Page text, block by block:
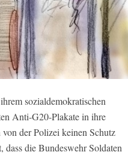
sozialdemokratischen
Anti-G20-Plakate in ihre
der Polizei keinen Schutz
dass die Bundeswehr Soldaten